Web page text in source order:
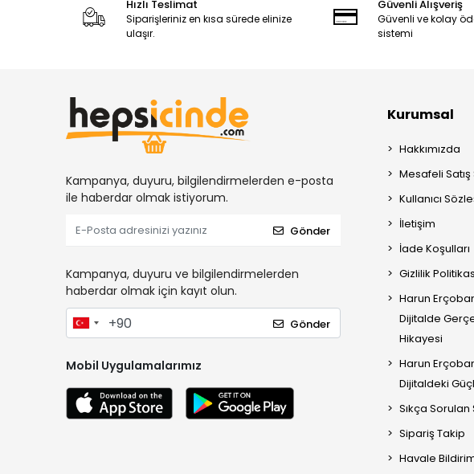
Hızlı Teslimat
Siparişleriniz en kısa sürede elinize
ulaşır.
Güvenli Alışveriş
Güvenli ve kolay
sistemi
Kampanya, duyuru, bilgilendirmelerden e-posta
ile haberdar olmak istiyorum.
Gönder
Kampanya, duyuru ve bilgilendirmelerden
haberdar olmak için kayıt olun.
Gönder
Mobil Uygulamalarımız
Kurumsal
Hakkımızda
Mesafeli
Kullanıcı
İletişim
İade Koşulları
Gizlilik
Harun
Dijitalde
Hikayesi
Harun
Dijitaldeki
Sıkça
Sipariş Takip
Havale